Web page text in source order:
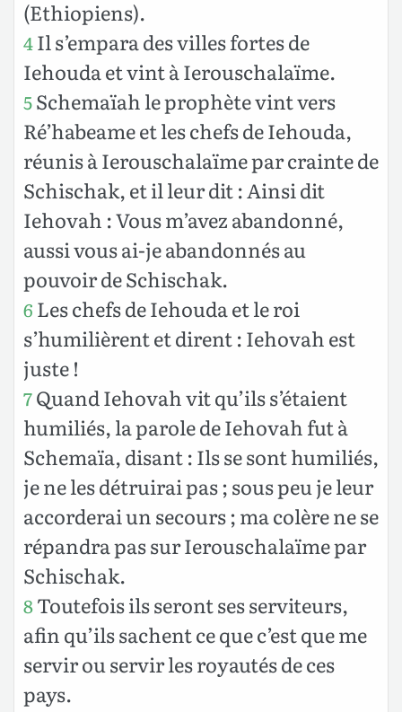
(Ethiopiens).
4Il s’empara des villes fortes de
Iehouda et vint à Ierouschalaïme.
5Schemaïah le prophète vint vers
Ré’habeame et les chefs de Iehouda,
réunis à Ierouschalaïme par crainte de
Schischak, et il leur dit : Ainsi dit
Iehovah : Vous m’avez abandonné,
aussi vous ai-je abandonnés au
pouvoir de Schischak.
6 Les chefs de Iehouda et le roi
s’humilièrent et dirent : Iehovah est
juste !
7Quand Iehovah vit qu’ils s’étaient
humiliés, la parole de Iehovah fut à
Schemaïa, disant : Ils se sont humiliés,
je ne les détruirai pas ; sous peu je leur
accorderai un secours ; ma colère ne se
répandra pas sur Ierouschalaïme par
Schischak.
8Toutefois ils seront ses serviteurs,
afin qu’ils sachent ce que c’est que me
servir ou servir les royautés de ces
pays.